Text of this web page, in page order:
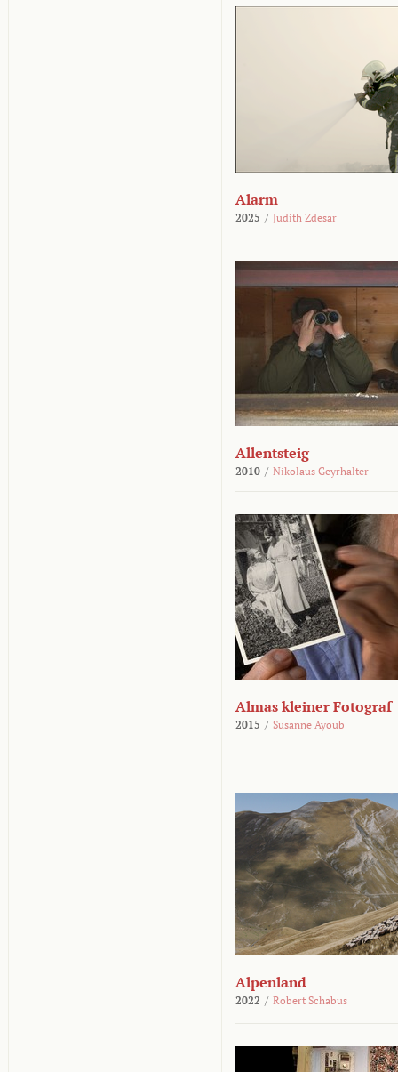
Alarm
2025 / Judith Zdesar
Allentsteig
2010 / Nikolaus Geyrhalter
Almas kleiner Fotograf
2015 / Susanne Ayoub
Alpenland
2022 / Robert Schabus